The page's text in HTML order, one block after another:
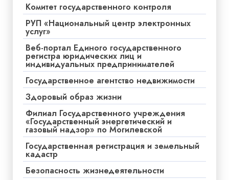
Комитет государственного контроля
РУП «Национальный центр электронных
услуг»
Веб-портал Единого государственного
регистра юридических лиц и
индивидуальных предпринимателей
Государственное агентство недвижимости
Здоровый образ жизни
Филиал Государственного учреждения
«Государственный энергетический и
газовый надзор» по Могилевской
Государственная регистрация и земельный
кадастр
Безопасность жизнедеятельности